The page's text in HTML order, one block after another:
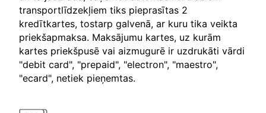
transportlīdzekļiem tiks pieprasītas 2
kredītkartes, tostarp galvenā, ar kuru tika veikta
priekšapmaksa. Maksājumu kartes, uz kurām
kartes priekšpusē vai aizmugurē ir uzdrukāti vārdi
"debit card", "prepaid", "electron", "maestro",
"ecard", netiek pieņemtas.